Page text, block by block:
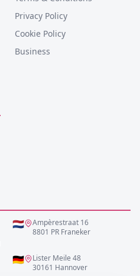
Privacy Policy
Cookie Policy
Business
🇳🇱
Ampèrestraat 16
8801 PR Franeker
🇩🇪
Lister Meile 48
30161 Hannover